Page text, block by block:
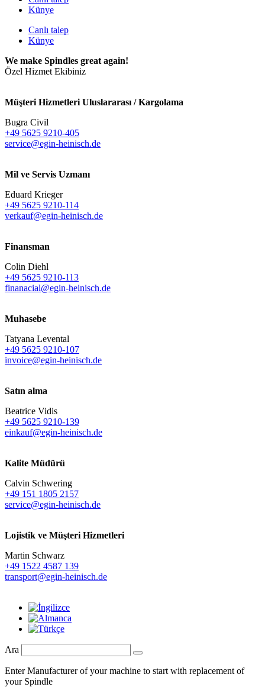
Künye
Canlı talep
Künye
We make Spindles great again!
Özel Hizmet Ekibiniz
Müşteri Hizmetleri Uluslararası / Kargolama
Bugra Civil
+49 5625 9210-405
service@egin-heinisch.de
Mil ve Servis Uzmanı
Eduard Krieger
+49 5625 9210-114
verkauf@egin-heinisch.de
Finansman
Colin Diehl
+49 5625 9210-113
finanacial@egin-heinisch.de
Muhasebe
Tatyana Levental
+49 5625 9210-107
invoice@egin-heinisch.de
Satın alma
Beatrice Vidis
+49 5625 9210-139
einkauf@egin-heinisch.de
Kalite Müdürü
Calvin Schwering
+49 151 1805 2157
service@egin-heinisch.de
Lojistik ve Müşteri Hizmetleri
Martin Schwarz
+49 1522 4587 139
transport@egin-heinisch.de
Ara
Enter Manufacturer of your machine to start with replacement of
your Spindle